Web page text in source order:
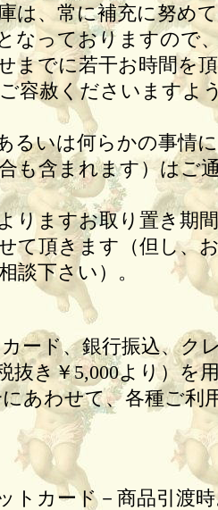
は、常に補充に努め
なっておりますので
までに若干お時間を
容赦くださいますよ
るいは何らかの事情
も含まれます）はご
りますお取り置き期
て頂きます（但し、
談下さい）。
ード、銀行振込、ク
抜き￥5,000より）を
あわせて、各種ご利
トカード－商品引渡